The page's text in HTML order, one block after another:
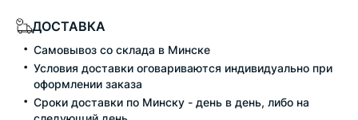
ДОСТАВКА
Самовывоз со склада в Минске
Условия доставки оговариваются индивидуально при
оформлении заказа
Сроки доставки по Минску - день в день, либо на